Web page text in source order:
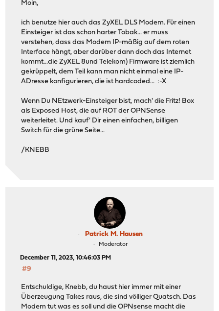
Moin,
ich benutze hier auch das ZyXEL DLS Modem. Für einen
Einsteiger ist das schon harter Tobak... er muss
verstehen, dass das Modem IP-mäßig auf dem roten
Interface hängt, aber darüber dann doch das Internet
kommt...die ZyXEL 8und Telekom) Firmware ist ziemlich
gekrüppelt, dem Teil kann man nicht einmal eine IP-
ADresse konfigurieren, die ist hardcoded... :-X
Wenn Du NEtzwerk-Einsteiger bist, mach' die Fritz! Box
als Exposed Host, die auf ROT der OPNSense
weiterleitet. Und kauf' Dir einen einfachen, billigen
Switch für die grüne Seite...
/KNEBB
Patrick M. Hausen
Moderator
December 11, 2023, 10:46:03 PM
#9
Entschuldige, Knebb, du haust hier immer mit einer
Überzeugung Takes raus, die sind völliger Quatsch. Das
Modem tut was es soll und die OPNsense macht die